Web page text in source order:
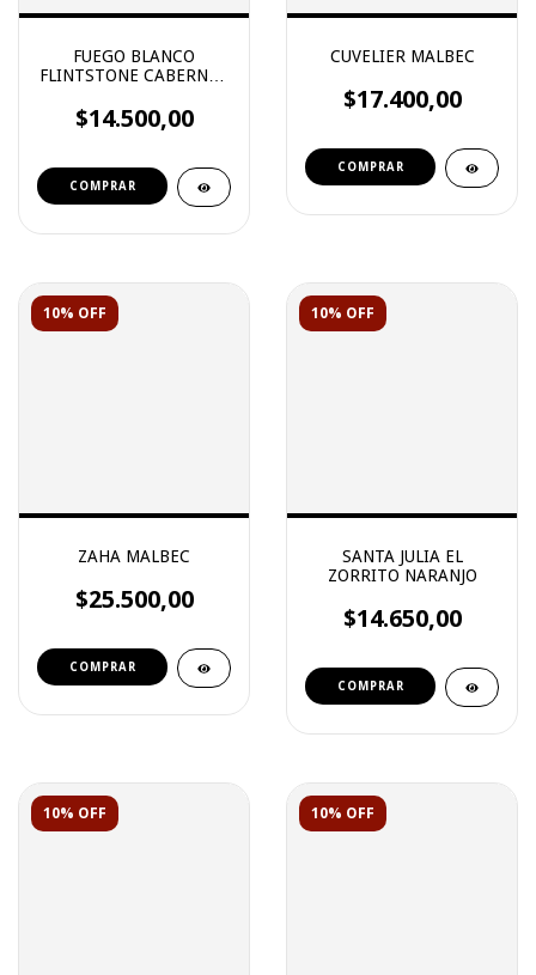
FUEGO BLANCO
FLINTSTONE CABERNET
$14.500,00
CUVELIER MALBEC
$17.400,00
10% OFF
ZAHA MALBEC
$25.500,00
10% OFF
SANTA JULIA EL
ZORRITO NARANJO
$14.650,00
10% OFF 10% OFF